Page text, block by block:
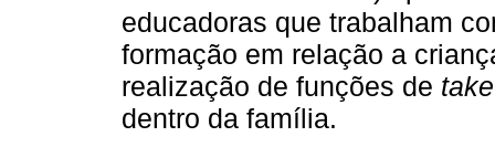
educadoras que trabalham
formação em relação a
realização de funções de
dentro da família.